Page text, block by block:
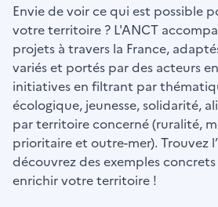
Envie de voir ce qui est possible
votre territoire ? L'ANCT
projets à travers la France,
variés et portés par des acteurs
initiatives en filtrant par
écologique, jeunesse, solidarité,
par territoire concerné (ruralité,
prioritaire et outre-mer). Trouvez
découvrez des exemples
enrichir votre territoire !